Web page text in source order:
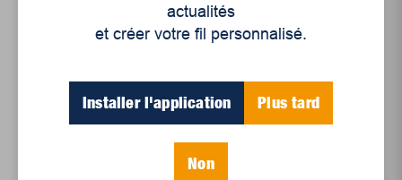
démocratie
actualités
et créer votre fil personnalisé.
Installer l'application Plus tard
Non